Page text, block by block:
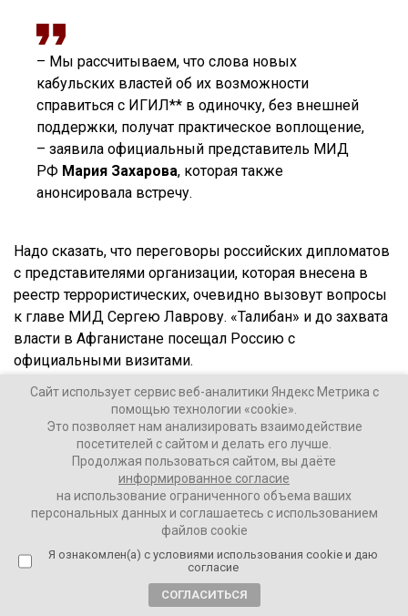
– Мы рассчитываем, что слова новых
кабульских властей об их возможности
справиться с ИГИЛ** в одиночку, без внешней
поддержки, получат практическое воплощение,
– заявила официальный представитель МИД
РФ Мария Захарова, которая также
анонсировала встречу.
Надо сказать, что переговоры российских дипломатов
с представителями организации, которая внесена в
реестр террористических, очевидно вызовут вопросы
к главе МИД Сергею Лаврову. «Талибан» и до захвата
власти в Афганистане посещал Россию с
официальными визитами.
В 2019 году после встречи Лаврова с делегацией
группировки ряд общественных деятелей заявили, что
министра иностранных дел нужно привлечь к
ответственности за сотрудничество с террористами.
Ранее в пятницу Владимир Путин призвал не спешить
с признанием «Талибана».
– Не нужно пока торопиться с официальным
Сайт использует сервис веб-аналитики Яндекс Метрика с
помощью технологии «cookie».
Это позволяет нам анализировать взаимодействие
посетителей с сайтом и делать его лучше.
Продолжая пользоваться сайтом, вы даёте
информированное согласие
на использование ограниченного объема ваших
персональных данных и соглашаетесь с использованием
файлов cookie
Я ознакомлен(а) с условиями использования cookie и даю
согласие
СОГЛАСИТЬСЯ